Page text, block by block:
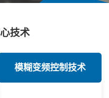
技术
模糊变频控制技术